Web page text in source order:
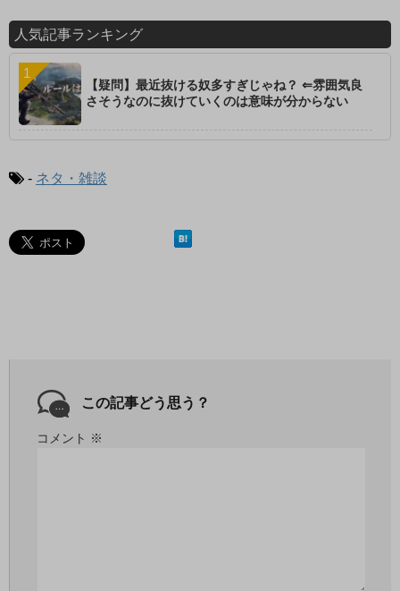
人気記事ランキング
【疑問】最近抜ける奴多すぎじゃね？ ⇐雰囲気良
さそうなのに抜けていくのは意味が分からない
- ネタ・雑談
この記事どう思う？
コメント ※